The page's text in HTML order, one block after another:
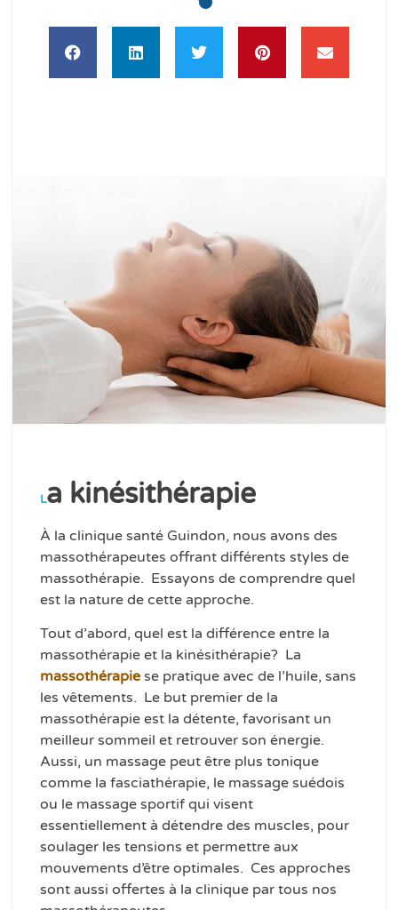
La kinésithérapie
À la clinique santé Guindon, nous avons des
massothérapeutes offrant différents styles de
massothérapie. Essayons de comprendre quel
est la nature de cette approche.
Tout d’abord, quel est la différence entre la
massothérapie et la kinésithérapie? La
massothérapie se pratique avec de l’huile, sans
les vêtements. Le but premier de la
massothérapie est la détente, favorisant un
meilleur sommeil et retrouver son énergie.
Aussi, un massage peut être plus tonique
comme la fasciathérapie, le massage suédois
ou le massage sportif qui visent
essentiellement à détendre des muscles, pour
soulager les tensions et permettre aux
mouvements d’être optimales. Ces approches
sont aussi offertes à la clinique par tous nos